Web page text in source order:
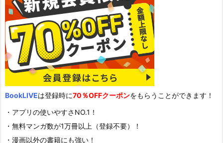
BookLIVEは登録時に70％OFFクーポンをもらうことができます！
・アプリの使いやすさNO.1！
・無料マンガ数が1万冊以上（登録不要）！
・漫画以外の書籍にも強い！